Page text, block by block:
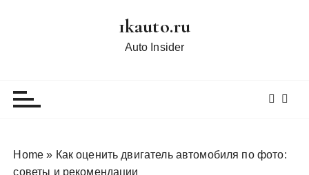
1kauto.ru
Auto Insider
Home » Как оценить двигатель автомобиля по фото:
советы и рекомендации